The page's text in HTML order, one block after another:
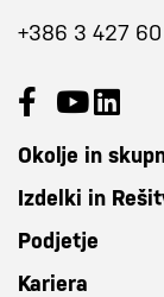
+386 3 427
Okolje in
Izdelki in
Podjetje
Kariera